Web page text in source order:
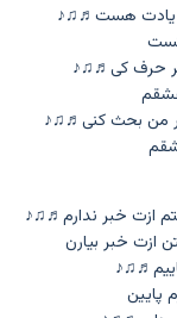
یادت هست♬♫♪
حرف کی♬♫♪
من بحث کنی♬♫♪
ازت خبر ندارم♬♫♪
ازت خبر بیارن
♬♫♪
پایین